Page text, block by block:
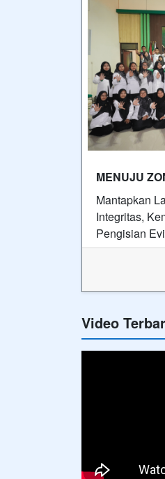
MENUJU
Mantapkan
Integritas,
Pengisian
Video